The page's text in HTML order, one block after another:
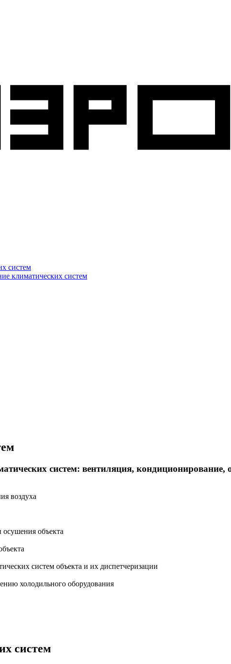
систем
климатических систем
систем: вентиляция, кондиционирование,
воздуха
объекта
систем объекта и их диспетчеризации
холодильного оборудования
систем